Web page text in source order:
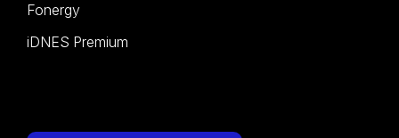
Fonergy
iDNES Premium